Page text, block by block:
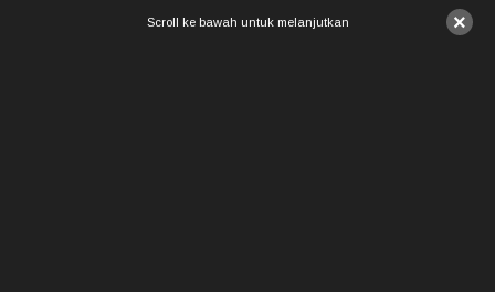
×
Scroll ke bawah untuk melanjutkan